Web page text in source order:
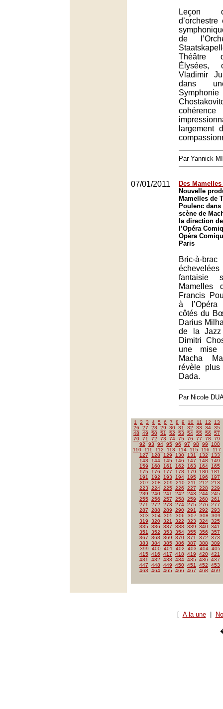
Leçon
d’orchestre
de
Théâtre
Vladimir
dans
largement
Par Yannick
07/01/2011
Des
Nouvelle
Mamelles de
Poulenc
scène de
la direction
l’Opéra
Opéra
Paris
Bric-à-
fantaisie
Mamelles
Francis
à
côtés du
Darius
de la
Dimitri
une
Macha
révèle
Dada.
Par Nicole
1 2 3 4 5 6 7 8 9 10 11 12
13
26
27 28 29 30 31 32 33 34 35
48
49 50 51 52 53 54 55 56
57
70 71 72 73 74 75 76 77 78
79
92
93 94 95 96 97 98 99
100
110
111 112 113 114 115 116
117
127
128 129 130 131 132
133
143
144 145 146 147 148
149
159
160 161 162 163 164
165
175
176 177 178 179 180
181
191
192 193 194 195 196
197
207
208 209 210 211 212
213
223
224 225 226 227 228
229
239
240 241 242 243 244 245
255
256 257 258 259 260 261
271
272 273 274 275 276
277
287
288 289 290 291 292
293
303
304 305 306 307 308
309
319
320 321 322 323 324 325
335
336 337 338 339 340 341
351
352 353 354 355 356
357
367
368 369 370 371 372
373
383
384 385 386 387 388
389
399
400 401 402 403 404 405
415
416 417 418 419 420 421
431
432 433 434 435 436
437
447
448 449 450 451 452
453
463
464 465 466 467 468 469
[ A la une|